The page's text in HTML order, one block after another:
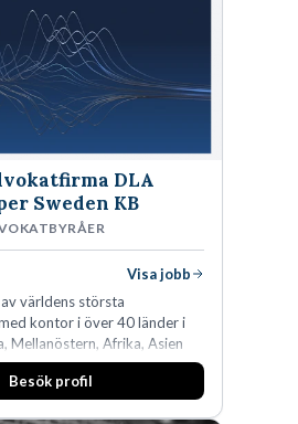
DLA
Sweden KB
Visa jobb
världens största
kontor i över 40 länder i
Mellanöstern, Afrika, Asien
är specialister inom
områden och vi har några
Besök profil